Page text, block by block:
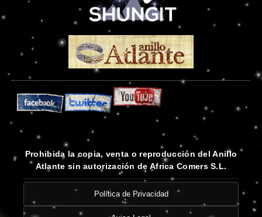
Prohibida la copia, venta o reproducción del Anillo
Atlante sin autorización de Africa Comers S.L.
Política de Privacidad